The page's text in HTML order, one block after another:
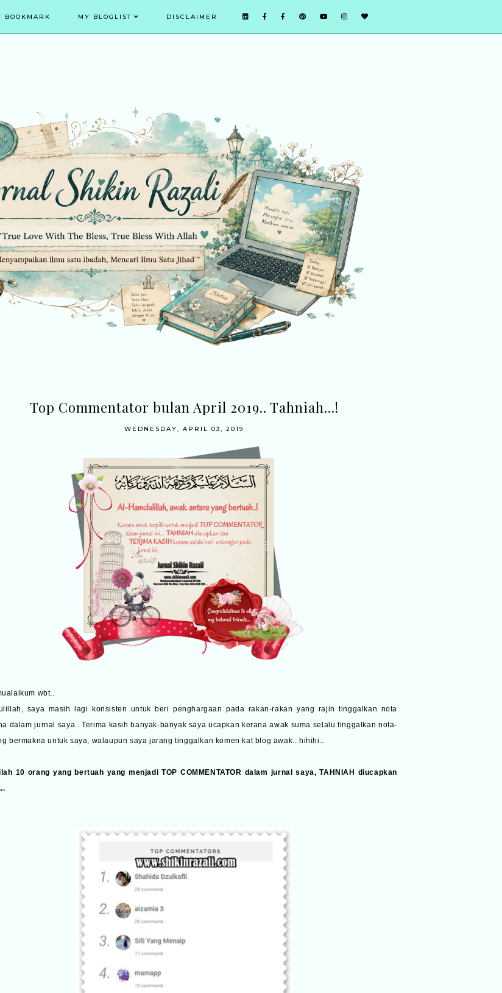
BOOKMARK MY BLOGLIST DISCLAIMER
Top Commentator bulan April 2019.. Tahniah...!
WEDNESDAY, APRIL 03, 2019
wbt..
saya masih lagi konsisten untuk beri penghargaan pada rakan-rakan yang rajin tinggalkan nota
dalam jurnal saya.. Terima kasih banyak-banyak saya ucapkan kerana awak suma selalu tinggalkan nota-
bermakna untuk saya, walaupun saya jarang tinggalkan komen kat blog awak.. hihihi..
10 orang yang bertuah yang menjadi TOP COMMENTATOR dalam jurnal saya, TAHNIAH diucapkan